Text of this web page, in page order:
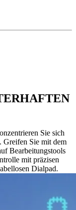
Sie sich
Sie mit dem
Bearbeitungstools
mit präzisen
Dialpad.